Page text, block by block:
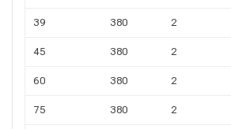
39 380 2
45 380 2
60 380 2
75 380 2